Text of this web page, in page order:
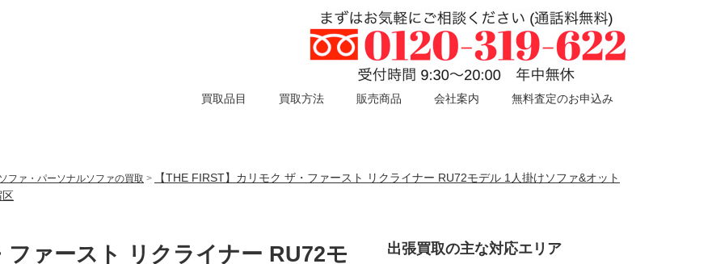
買取品目 買取方法 販売商品 会社案内 無料査定のお申込み
ファ・パーソナルソファの買取 >
【THE FIRST】カリモク ザ・ファースト リクライナー RU72モデル 1人掛けソファ&オット
ファースト リクライナー RU72モ
出張買取の主な対応エリア